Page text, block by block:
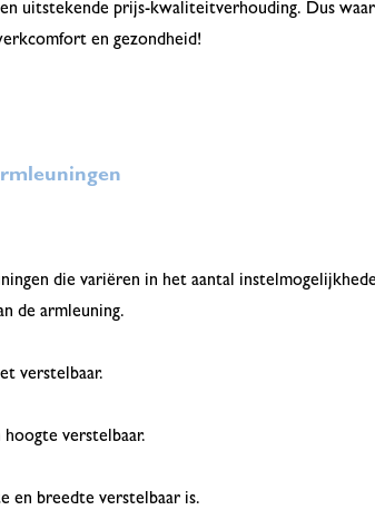
uitstekende prijs-kwaliteitverhouding. Dus
en gezondheid!
die variëren in het aantal
de armleuning.
verstelbaar.
hoogte verstelbaar.
en breedte verstelbaar is.